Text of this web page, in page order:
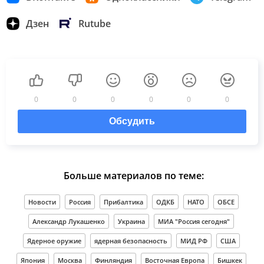
Дзен Rutube
0 0 0 0 0 0
Обсудить
Больше материалов по теме:
Новости Россия Прибалтика ОДКБ НАТО ОБСЕ
Александр Лукашенко Украина МИА "Россия сегодня"
Ядерное оружие ядерная безопасность МИД РФ США
Япония Москва Финляндия Восточная Европа Бишкек